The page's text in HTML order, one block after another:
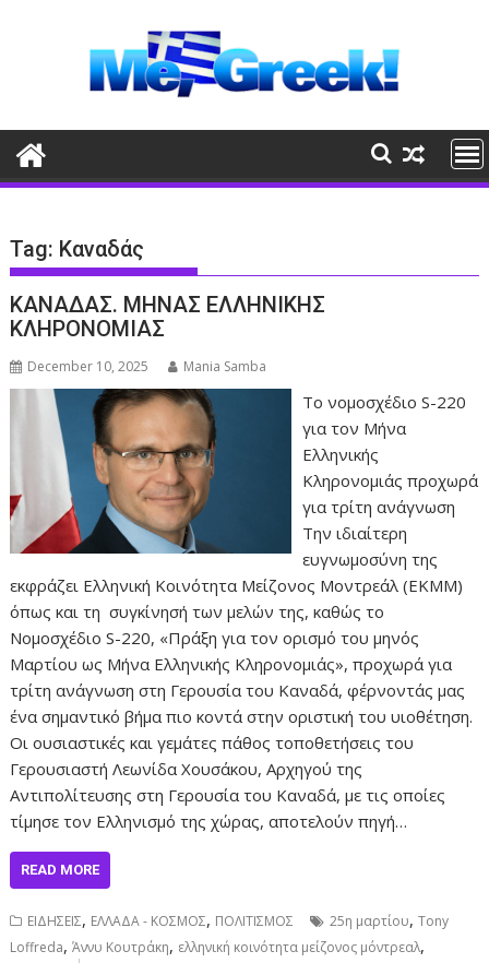
Tag: Καναδάς
KANAΔΑΣ. ΜΗΝΑΣ ΕΛΛΗΝΙΚΗΣ
ΚΛΗΡΟΝΟΜΙΑΣ
December 10, 2025 Mania Samba
Το νομοσχέδιο S-220
για τον Μήνα
Ελληνικής
Κληρονομιάς προχωρά
για τρίτη ανάγνωση
Την ιδιαίτερη
ευγνωμοσύνη της
εκφράζει Ελληνική Κοινότητα Μείζονος Μοντρεάλ (ΕΚΜΜ)
όπως και τη συγκίνησή των μελών της, καθώς το
Νομοσχέδιο S-220, «Πράξη για τον ορισμό του μηνός
Μαρτίου ως Μήνα Ελληνικής Κληρονομιάς», προχωρά για
τρίτη ανάγνωση στη Γερουσία του Καναδά, φέρνοντάς μας
ένα σημαντικό βήμα πιο κοντά στην οριστική του υιοθέτηση.
Οι ουσιαστικές και γεμάτες πάθος τοποθετήσεις του
Γερουσιαστή Λεωνίδα Χουσάκου, Αρχηγού της
Αντιπολίτευσης στη Γερουσία του Καναδά, με τις οποίες
τίμησε τον Ελληνισμό της χώρας, αποτελούν πηγή…
READ MORE
ΕΙΔΗΣΕΙΣ, ΕΛΛΑΔΑ - ΚΟΣΜΟΣ, ΠΟΛΙΤΙΣΜΟΣ 25η μαρτίου,Tony
Loffreda,Άννυ Κουτράκη, ελληνική κοινότητα μείζονος μόντρεαλ,